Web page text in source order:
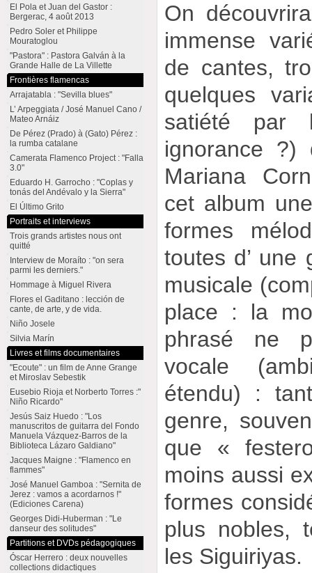
On
immense
de cantes,
quelques
satiété par
ignorance ?)
Mariana
cet album
formes
toutes d’ une
musicale
place : la
phrasé ne
vocale
étendu) :
genre,
que «
moins aussi
formes
plus nobles,
les Siguiriyas.
El Pola et Juan del Gastor :
Bergerac, 4 août 2013
Pedro Soler et Philippe
Mouratoglou
"Pastora" : Pastora Galván à la
Grande Halle de La Villette
Frontières flamencas
Arrajatabla : "Sevilla blues"
L’ Arpeggiata / José Manuel Cano /
Mateo Arnáiz
De Pérez (Prado) à (Gato) Pérez :
la rumba catalane
Camerata Flamenco Project : "Falla
3.0"
Eduardo H. Garrocho : "Coplas y
tonás del Andévalo y la Sierra"
El Último Grito
Portraits et interviews
Trois grands artistes nous ont
quitté
Interview de Moraíto : "on sera
parmi les derniers."
Hommage à Miguel Rivera
Flores el Gaditano : lección de
cante, de arte, y de vida.
Niño Josele
Silvia Marín
Livres et films documentaires
"Ecoute" : un film de Anne Grange
et Miroslav Sebestik
Eusebio Rioja et Norberto Torres :"
Niño Ricardo"
Jesús Saiz Huedo : "Los
manuscritos de guitarra del Fondo
Manuela Vázquez-Barros de la
Biblioteca Lázaro Galdiano"
Jacques Maigne : "Flamenco en
flammes"
José Manuel Gamboa : "Sernita de
Jerez : vamos a acordarnos !"
(Ediciones Carena)
Georges Didi-Huberman : "Le
danseur des solitudes"
Partitions et DVDs pédagogiques
Óscar Herrero : deux nouvelles
collections didactiques